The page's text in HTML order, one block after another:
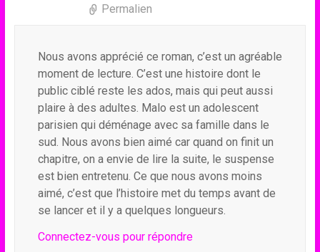
Permalien
Nous avons apprécié ce roman, c’est un agréable
moment de lecture. C’est une histoire dont le
public ciblé reste les ados, mais qui peut aussi
plaire à des adultes. Malo est un adolescent
parisien qui déménage avec sa famille dans le
sud. Nous avons bien aimé car quand on finit un
chapitre, on a envie de lire la suite, le suspense
est bien entretenu. Ce que nous avons moins
aimé, c’est que l’histoire met du temps avant de
se lancer et il y a quelques longueurs.
Connectez-vous pour répondre